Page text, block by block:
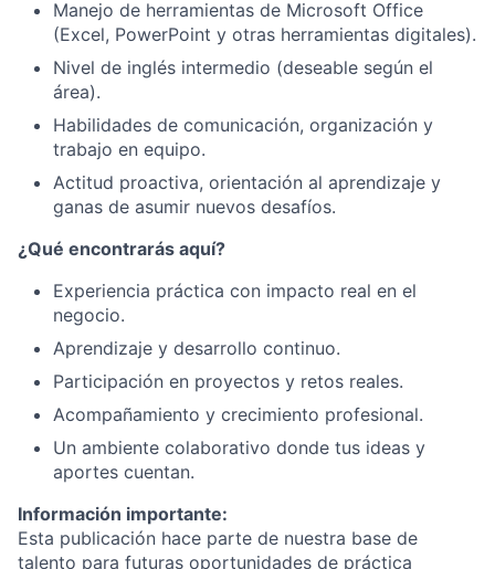
Manejo de herramientas de Microsoft Office
(Excel, PowerPoint y otras herramientas digitales).
Nivel de inglés intermedio (deseable según el
área).
Habilidades de comunicación, organización y
trabajo en equipo.
Actitud proactiva, orientación al aprendizaje y
ganas de asumir nuevos desafíos.
¿Qué encontrarás aquí?
Experiencia práctica con impacto real en el
negocio.
Aprendizaje y desarrollo continuo.
Participación en proyectos y retos reales.
Acompañamiento y crecimiento profesional.
Un ambiente colaborativo donde tus ideas y
aportes cuentan.
Información importante:
Esta publicación hace parte de nuestra base de
talento para futuras oportunidades de práctica